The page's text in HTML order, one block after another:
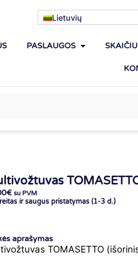
Lietuvių
PASLAUGOS
€ su PVM
ir saugus pristatymas (1-3 d.)
aprašymas
TOMASETTO